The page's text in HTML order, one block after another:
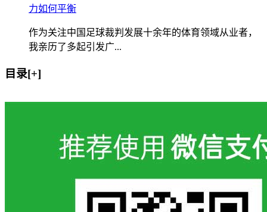
力如何平衡
作为关注中国足球裁判发展十余年的体育领域从业者，
我亲历了多起引发广...
目录[+]